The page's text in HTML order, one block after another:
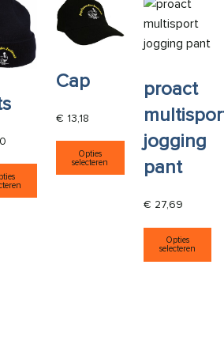
heeft meerdere variaties. Deze optie
Dit product heeft meerdere
Cap
€ 13,18
Opties
selecteren
Dit product heeft
proact
jogging
pant
€ 27,69
Opties
selecteren